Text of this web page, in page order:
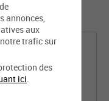
annonces,
aux
trafic sur
des
ici.